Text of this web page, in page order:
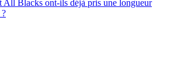
All Blacks ont-ils déjà pris une longueur